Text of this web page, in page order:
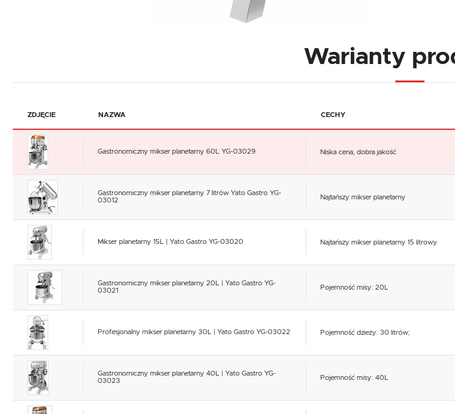
Warianty
ZDJĘCIE NAZWA CECHY
Gastronomiczny mikser planetarny 60L YG-03029 Niska cena, dobra jakość
Gastronomiczny mikser planetarny 7 litrów Yato Gastro YG-
03012
Najtańszy mikser planetarny
Mikser planetarny 15L | Yato Gastro YG-03020 Najtańszy mikser planetarny 15 litrowy
Gastronomiczny mikser planetarny 20L | Yato Gastro YG-
03021
Pojemność misy: 20L
Profesjonalny mikser planetarny 30L | Yato Gastro YG-03022 Pojemność dzieży: 30 litrów;
Gastronomiczny mikser planetarny 40L | Yato Gastro YG-
03023
Pojemność misy: 40L